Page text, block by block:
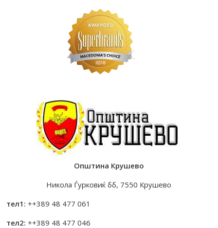
Општина Крушево
Никола Ѓурковиќ бб, 7550 Крушево
тел1: ++389 48 477 061
тел2: ++389 48 477 046